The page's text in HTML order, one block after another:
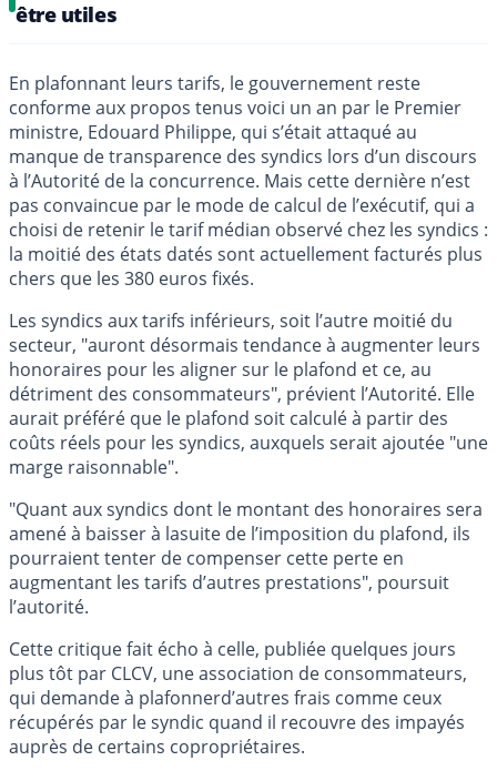
être utiles
En plafonnant leurs tarifs, le gouvernement reste
conforme aux propos tenus voici un an par le Premier
ministre, Edouard Philippe, qui s’était attaqué au
manque de transparence des syndics lors d’un discours
à l’Autorité de la concurrence. Mais cette dernière n’est
pas convaincue par le mode de calcul de l’exécutif, qui a
choisi de retenir le tarif médian observé chez les syndics :
la moitié des états datés sont actuellement facturés plus
chers que les 380 euros fixés.
Les syndics aux tarifs inférieurs, soit l’autre moitié du
secteur, "auront désormais tendance à augmenter leurs
honoraires pour les aligner sur le plafond et ce, au
détriment des consommateurs", prévient l’Autorité. Elle
aurait préféré que le plafond soit calculé à partir des
coûts réels pour les syndics, auxquels serait ajoutée "une
marge raisonnable".
"Quant aux syndics dont le montant des honoraires sera
amené à baisser à lasuite de l’imposition du plafond, ils
pourraient tenter de compenser cette perte en
augmentant les tarifs d’autres prestations", poursuit
l’autorité.
Cette critique fait écho à celle, publiée quelques jours
plus tôt par CLCV, une association de consommateurs,
qui demande à plafonnerd’autres frais comme ceux
récupérés par le syndic quand il recouvre des impayés
auprès de certains copropriétaires.